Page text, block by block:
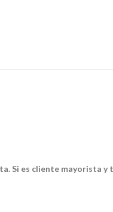
Si es cliente mayorista